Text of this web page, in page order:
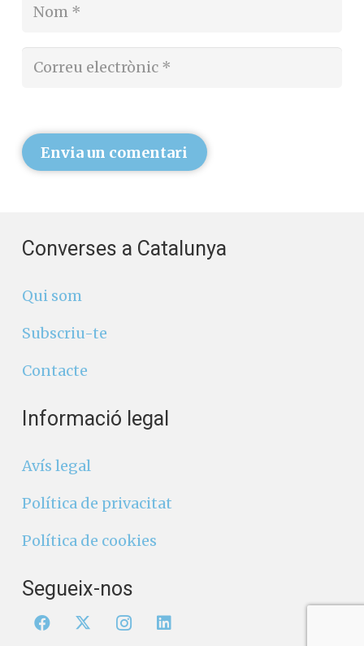
Envia un comentari
Converses a Catalunya
Qui som
Subscriu-te
Contacte
Informació legal
Avís legal
Política de privacitat
Política de cookies
Segueix-nos